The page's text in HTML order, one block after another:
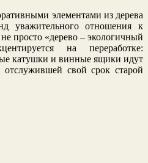
элементами из дерева
уважительного отношения к
просто «дерево – экологичный
на переработке:
катушки и винные ящики идут
свой срок старой